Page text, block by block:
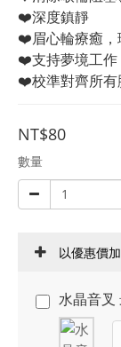
❤️深度鎮靜
❤️眉心輪療癒，
❤️支持夢境工作
❤️校準對齊所有
NT$80
數量
以優惠價
水晶音叉